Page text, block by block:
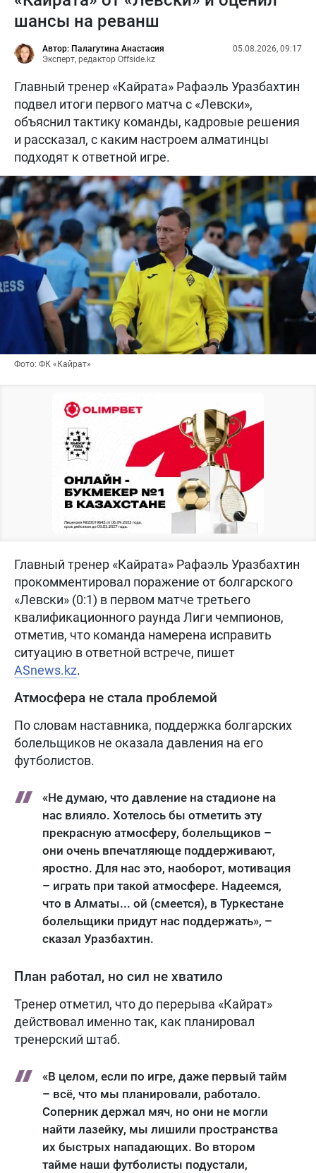
шансы на реванш
Автор: Палагутина Анастасия
Эксперт, редактор Offside.kz
05.08.2026, 09:17
Главный тренер «Кайрата» Рафаэль Уразбахтин
подвел итоги первого матча с «Левски»,
объяснил тактику команды, кадровые решения
и рассказал, с каким настроем алматинцы
подходят к ответной игре.
Фото: ФК «Кайрат»
Главный тренер «Кайрата» Рафаэль Уразбахтин
прокомментировал поражение от болгарского
«Левски» (0:1) в первом матче третьего
квалификационного раунда Лиги чемпионов,
отметив, что команда намерена исправить
ситуацию в ответной встрече, пишет
ASnews.kz.
Атмосфера не стала проблемой
По словам наставника, поддержка болгарских
болельщиков не оказала давления на его
футболистов.
«Не думаю, что давление на стадионе на
нас влияло. Хотелось бы отметить эту
прекрасную атмосферу, болельщиков –
они очень впечатляюще поддерживают,
яростно. Для нас это, наоборот, мотивация
– играть при такой атмосфере. Надеемся,
что в Алматы... ой (смеется), в Туркестане
болельщики придут нас поддержать», –
сказал Уразбахтин.
План работал, но сил не хватило
Тренер отметил, что до перерыва «Кайрат»
действовал именно так, как планировал
тренерский штаб.
«В целом, если по игре, даже первый тайм
– всё, что мы планировали, работало.
Соперник держал мяч, но они не могли
найти лазейку, мы лишили пространства
их быстрых нападающих. Во втором
тайме наши футболисты подустали,